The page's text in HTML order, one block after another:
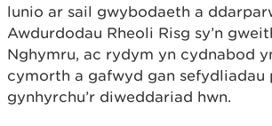
lunio ar sail gwybodaeth a
Awdurdodau Rheoli Risg sy’n
Nghymru, ac rydym yn cydnabod
cymorth a gafwyd gan sefydliadau
gynhyrchu’r diweddariad hwn.